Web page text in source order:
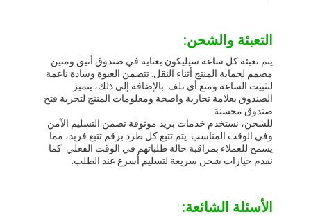
التعبئة والشحن:
يتم تعبئة كل ساعة سيليكون بعناية في صندوق أنيق ومتين
مصمم لحماية المنتج أثناء النقل. تتضمن العبوة وسادة ناعمة
لتثبيت الساعة ومنع أي تلف. بالإضافة إلى ذلك، يتميز
الصندوق بعلامة تجارية واضحة ومعلومات المنتج لتجربة فتح
صندوق محسنة.
للشحن، نستخدم خدمات بريد موثوقة تضمن التسليم الآمن
وفي الوقت المناسب. يتم تتبع كل طرد برقم تتبع فريد، مما
يسمح للعملاء بمراقبة حالة طلباتهم في الوقت الفعلي. كما
نقدم خيارات شحن سريعة لتسليم أسرع عند الطلب.
الأسئلة الشائعة: